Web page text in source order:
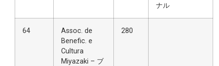
ナル
64
Assoc. de
Benefic. e
Cultura
Miyazaki – ブ
280